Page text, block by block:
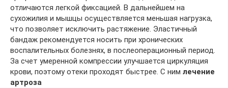
отличаются легкой фиксацией. В дальнейшем на
сухожилия и мышцы осуществляется меньшая нагрузка,
что позволяет исключить растяжение. Эластичный
бандаж рекомендуется носить при хронических
воспалительных болезнях, в послеоперационный период.
За счет умеренной компрессии улучшается циркуляция
крови, поэтому отеки проходят быстрее. С ним лечение
артроза